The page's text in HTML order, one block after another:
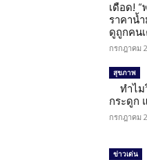
เดือด!
ราคาน้
ดูถูกคน
กรกฎาคม
สุขภาพ
ทำไม
กระดูก
กรกฎาคม
ข่าวเด่น